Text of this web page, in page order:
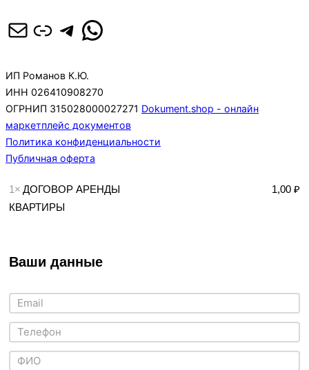
Почта
Ссылка
Telegram
WhatsApp
ИП Романов К.Ю.
ИНН 026410908270
ОГРНИП 315028000027271 Dokument.shop - онлайн
маркетплейс документов
Политика конфиденциальности
Публичная оферта
1× ДОГОВОР АРЕНДЫ
КВАРТИРЫ
1,00 ₽
Ваши данные